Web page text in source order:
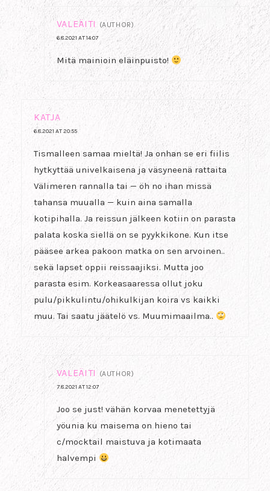
VALEÄITI (AUTHOR)
6.8.2021 AT 14:07
Mitä mainioin eläinpuisto!
KATJA
6.8.2021 AT 20:55
Tismalleen samaa mieltä! Ja onhan se eri fiilis
hytkyttää univelkaisena ja väsyneenä rattaita
Välimeren rannalla tai — öh no ihan missä
tahansa muualla — kuin aina samalla
kotipihalla. Ja reissun jälkeen kotiin on parasta
palata koska siellä on se pyykkikone. Kun itse
pääsee arkea pakoon matka on sen arvoinen..
sekä lapset oppii reissaajiksi. Mutta joo
parasta esim. Korkeasaaressa ollut joku
pulu/pikkulintu/ohikulkijan koira vs kaikki
muu. Tai saatu jäätelö vs. Muumimaailma..
VALEÄITI (AUTHOR)
7.8.2021 AT 12:07
Joo se just! vähän korvaa menetettyjä
yöunia ku maisema on hieno tai
c/mocktail maistuva ja kotimaata
halvempi